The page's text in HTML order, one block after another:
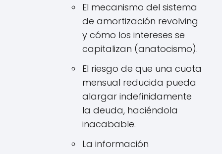
El mecanismo del sistema
de amortización revolving
y cómo los intereses se
capitalizan (anatocismo).
El riesgo de que una cuota
mensual reducida pueda
alargar indefinidamente
la deuda, haciéndola
inacabable.
La información